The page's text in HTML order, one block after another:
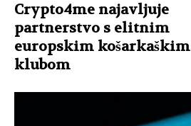
Crypto4me najavljuje
partnerstvo s elitnim
europskim košarkaškim
klubom